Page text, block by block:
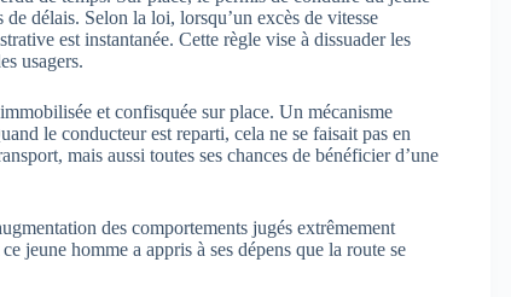
délais. Selon la loi, lorsqu’un excès de vitesse
est instantanée. Cette règle vise à dissuader les
usagers.
et confisquée sur place. Un mécanisme
le conducteur est reparti, cela ne se faisait pas en
mais aussi toutes ses chances de bénéficier d’une
des comportements jugés extrêmement
jeune homme a appris à ses dépens que la route se